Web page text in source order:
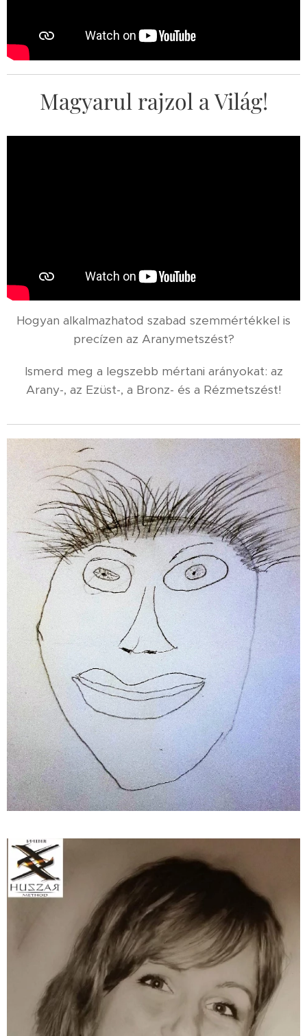
Magyarul rajzol a Világ!
Hogyan alkalmazhatod szabad szemmértékkel is
precízen az Aranymetszést?
Ismerd meg a legszebb mértani arányokat: az
Arany-, az Ezüst-, a Bronz- és a Rézmetszést!